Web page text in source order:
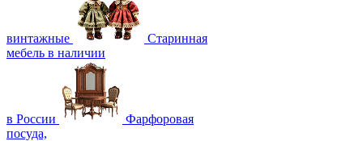
винтажные
Старинная
мебель в наличии
в России
Фарфоровая
посуда,